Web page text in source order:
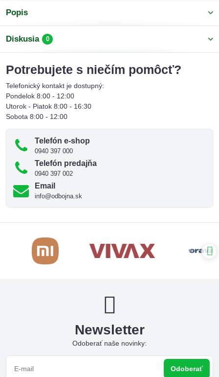
Popis
Diskusia 0
Potrebujete s niečím pomôcť?
Telefonický kontakt je dostupný:
Pondelok 8:00 - 12:00
Utorok - Piatok 8:00 - 16:30
Sobota 8:00 - 12:00
Telefón e-shop
0940 397 000
Telefón predajňa
0940 397 002
Email
info@odbojna.sk
Newsletter
Odoberať naše novinky:
Odoberať